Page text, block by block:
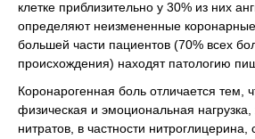
клетке приблизительно у 30% из них
определяют неизмененные
большей части пациентов (70% всех
происхождения) находят патологию
Коронарогенная боль отличается тем,
физическая и эмоциональная
нитратов, в частности